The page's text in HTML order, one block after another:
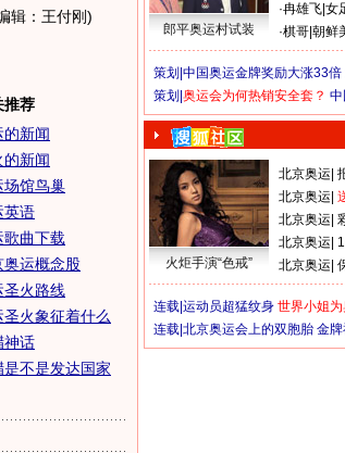
辑：王付刚)
推荐
的新闻
的新闻
场馆鸟巢
英语
歌曲下载
奥运概念股
圣火路线
圣火象征着什么
神话
是不是发达国家
郎平奥运村试装
·冉雄飞 女
·棋哥 朝鲜
策划| 中国奥运金牌奖励大涨33倍
策划| 奥运会为何热销安全套？ 中
火炬手演“色戒”
北京奥运
北京奥运
北京奥运
北京奥运
北京奥运
连载| 运动员超猛纹身 世界小姐
连载| 北京奥运会上的双胞胎 金